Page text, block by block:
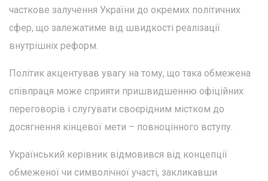
часткове залучення України до окремих політичних
сфер, що залежатиме від швидкості реалізації
внутрішніх реформ.
Політик акцентував увагу на тому, що така обмежена
співпраця може сприяти пришвидшенню офіційних
переговорів і слугувати своєрідним містком до
досягнення кінцевої мети – повноцінного вступу.
Український керівник відмовився від концепції
обмеженої чи символічної участі, закликавши